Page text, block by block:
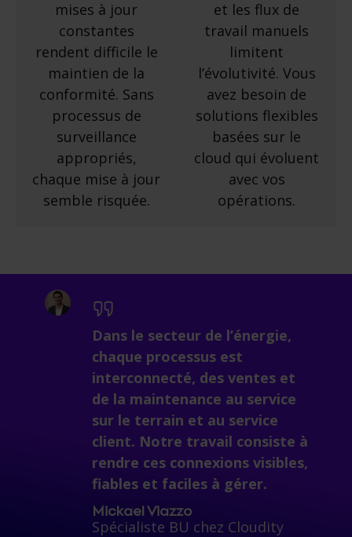
mises à jour
constantes
rendent difficile le
maintien de la
conformité. Sans
processus de
surveillance
appropriés,
chaque mise à jour
semble risquée.
et les flux de
travail manuels
limitent
l’évolutivité. Vous
avez besoin de
solutions flexibles
basées sur le
cloud qui évoluent
avec vos
opérations.
Dans le secteur de l’énergie,
chaque processus est
interconnecté, des ventes et
de la maintenance au service
sur le terrain et au service
client. Notre travail consiste à
rendre ces connexions visibles,
fiables et faciles à gérer.
Mickael Viazzo
Spécialiste BU chez Cloudity